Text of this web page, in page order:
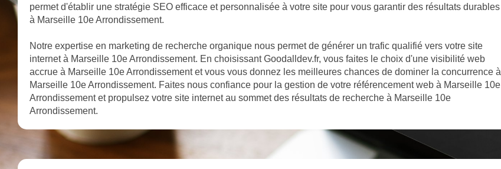
permet d'établir une stratégie SEO efficace et personnalisée à votre site pour vous garantir des résultats durables
à Marseille 10e Arrondissement.
Notre expertise en marketing de recherche organique nous permet de générer un trafic qualifié vers votre site
internet à Marseille 10e Arrondissement. En choisissant Goodalldev.fr, vous faites le choix d'une visibilité web
accrue à Marseille 10e Arrondissement et vous vous donnez les meilleures chances de dominer la concurrence à
Marseille 10e Arrondissement. Faites nous confiance pour la gestion de votre référencement web à Marseille 10e
Arrondissement et propulsez votre site internet au sommet des résultats de recherche à Marseille 10e
Arrondissement.